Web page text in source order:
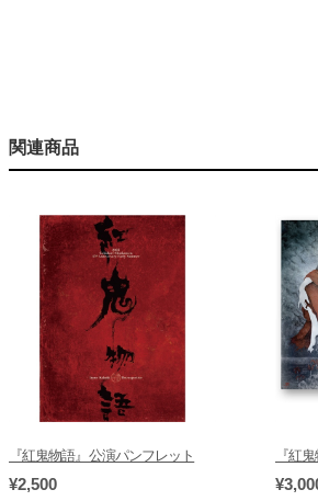
関連商品
『紅鬼物語』公演パンフレット
¥2,500
『紅